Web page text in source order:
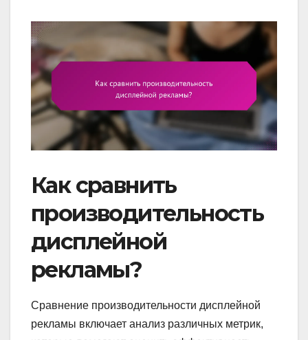
Как сравнить
производительность
дисплейной
рекламы?
Сравнение производительности дисплейной
рекламы включает анализ различных метрик,